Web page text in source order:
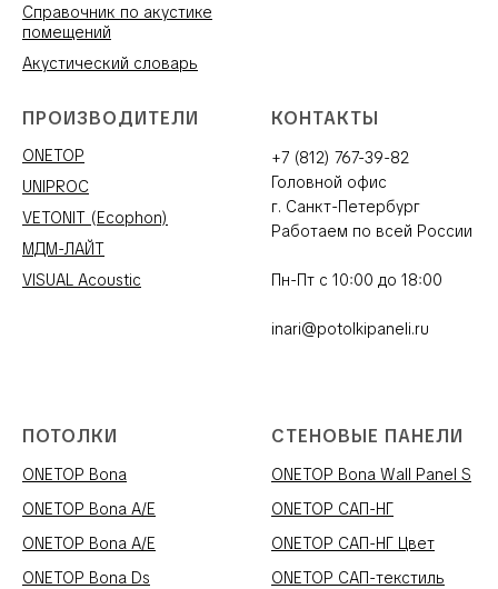
Справочник по акустике
помещений
Акустический словарь
ПРОИЗВОДИТЕЛИ
ONETOP
UNIPROC
VETONIT (Ecophon)
МДМ-ЛАЙТ
VISUAL Acoustic
КОНТАКТЫ
+7 (812) 767-39-82
Головной офис
г. Санкт-Петербург
Работаем по всей России
Пн-Пт с 10:00 до 18:00
inari@potolkipaneli.ru
ПОТОЛКИ
ONETOP Bona
ONETOP Bona A/E
ONETOP Bona A/E
ONETOP Bona Ds
СТЕНОВЫЕ ПАНЕЛИ
ONETOP Bona Wall Panel S
ONETOP САП-НГ
ONETOP САП-НГ Цвет
ONETOP САП-текстиль